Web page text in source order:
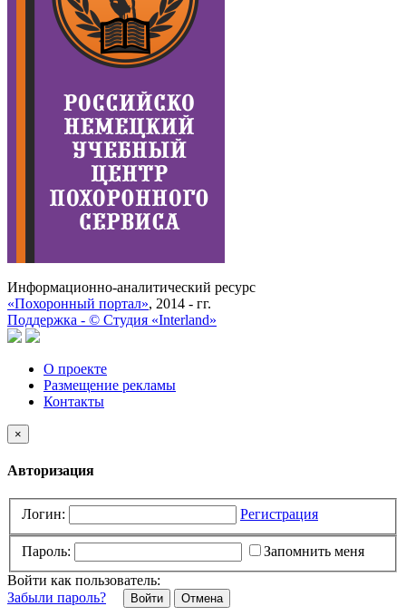
Информационно-аналитический ресурс
«Похоронный портал», 2014 - гг.
Поддержка - © Cтудия «Interland»
О проекте
Размещение рекламы
Контакты
×
Авторизация
Логин: Регистрация
Пароль:
Запомнить меня
Войти как пользователь:
Забыли пароль?
Отмена